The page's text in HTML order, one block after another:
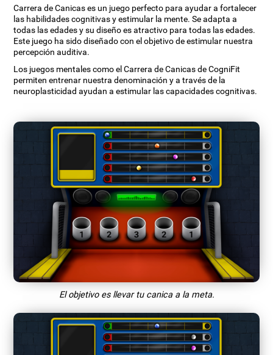
Carrera de Canicas es un juego perfecto para ayudar a fortalecer
las habilidades cognitivas y estimular la mente. Se adapta a
todas las edades y su diseño es atractivo para todas las edades.
Este juego ha sido diseñado con el objetivo de estimular nuestra
percepción auditiva.
Los juegos mentales como el Carrera de Canicas de CogniFit
permiten entrenar nuestra denominación y a través de la
neuroplasticidad ayudan a estimular las capacidades cognitivas.
El objetivo es llevar tu canica a la meta.